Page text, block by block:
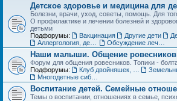
Детское здоровье и медицина для
Болезни, врачи, уход, советы, помощь. Для
О профилактике и лечении болезней и
детьми
Подфорумы:
Вакцинация Другие дети
Наши малыши. Общение ровесников
Форум для общения ровесников. Топики -
Подфорумы:
Воспитание детей. Семейные
Темы о воспитании, отношениях в семье,